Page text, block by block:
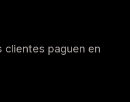
clientes paguen en